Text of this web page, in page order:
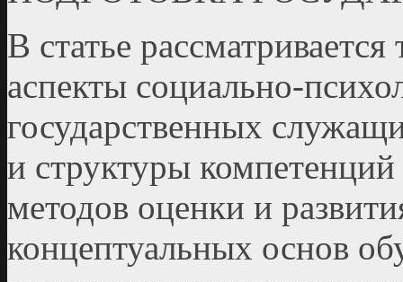
В статье
аспекты социально-
государственных
и структуры
методов оценки и
концептуальных основ